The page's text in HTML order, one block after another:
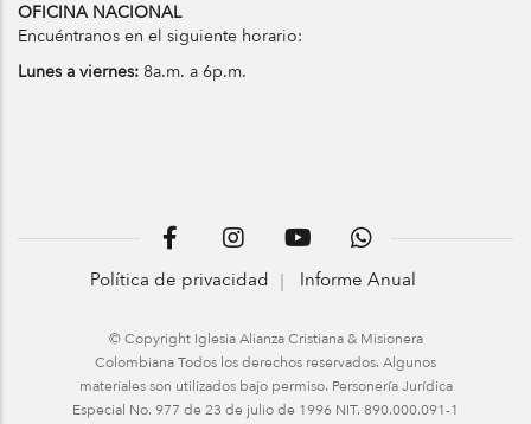
OFICINA NACIONAL
Encuéntranos en el siguiente horario:
Lunes a viernes: 8a.m. a 6p.m.
Política de privacidad Informe Anual
© Copyright Iglesia Alianza Cristiana & Misionera
Colombiana Todos los derechos reservados. Algunos
materiales son utilizados bajo permiso. Personería Jurídica
Especial No. 977 de 23 de julio de 1996 NIT. 890.000.091-1